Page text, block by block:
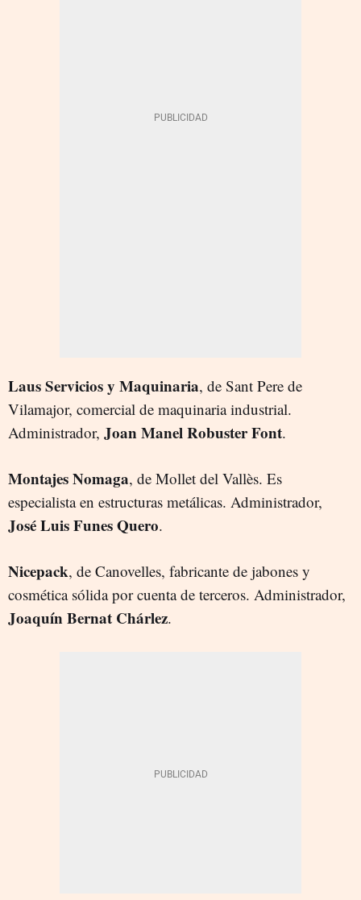
Laus Servicios y Maquinaria, de Sant Pere de
Vilamajor, comercial de maquinaria industrial.
Administrador, Joan Manel Robuster Font.
Montajes Nomaga, de Mollet del Vallès. Es
especialista en estructuras metálicas. Administrador,
José Luis Funes Quero.
Nicepack, de Canovelles, fabricante de jabones y
cosmética sólida por cuenta de terceros. Administrador,
Joaquín Bernat Chárlez.